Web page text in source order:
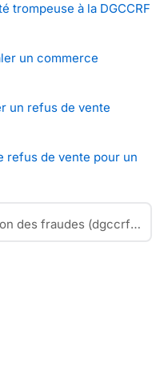
trompeuse à la DGCCRF
un commerce
un refus de vente
refus de vente pour un
Toutes les lettres à la répression des fraudes (dgccrf)